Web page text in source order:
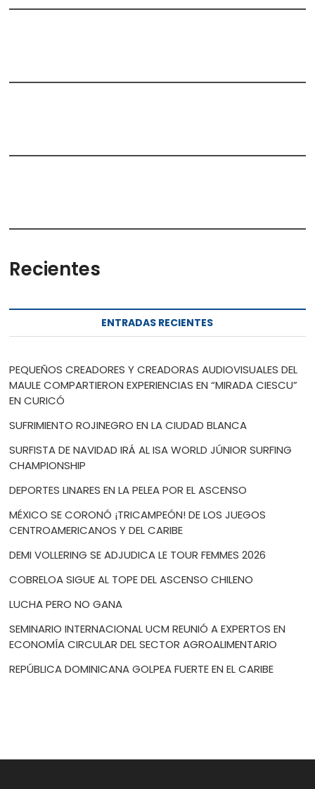
Recientes
ENTRADAS RECIENTES
PEQUEÑOS CREADORES Y CREADORAS AUDIOVISUALES DEL
MAULE COMPARTIERON EXPERIENCIAS EN “MIRADA CIESCU”
EN CURICÓ
SUFRIMIENTO ROJINEGRO EN LA CIUDAD BLANCA
SURFISTA DE NAVIDAD IRÁ AL ISA WORLD JÚNIOR SURFING
CHAMPIONSHIP
DEPORTES LINARES EN LA PELEA POR EL ASCENSO
MÉXICO SE CORONÓ ¡TRICAMPEÓN! DE LOS JUEGOS
CENTROAMERICANOS Y DEL CARIBE
DEMI VOLLERING SE ADJUDICA LE TOUR FEMMES 2026
COBRELOA SIGUE AL TOPE DEL ASCENSO CHILENO
LUCHA PERO NO GANA
SEMINARIO INTERNACIONAL UCM REUNIÓ A EXPERTOS EN
ECONOMÍA CIRCULAR DEL SECTOR AGROALIMENTARIO
REPÚBLICA DOMINICANA GOLPEA FUERTE EN EL CARIBE